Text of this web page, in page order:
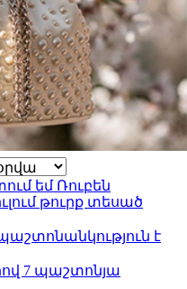
եմ Ռուբեն
թուրք տեսած
է
7 պաշտոնյա